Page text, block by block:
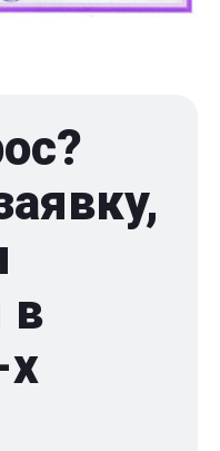
в
x